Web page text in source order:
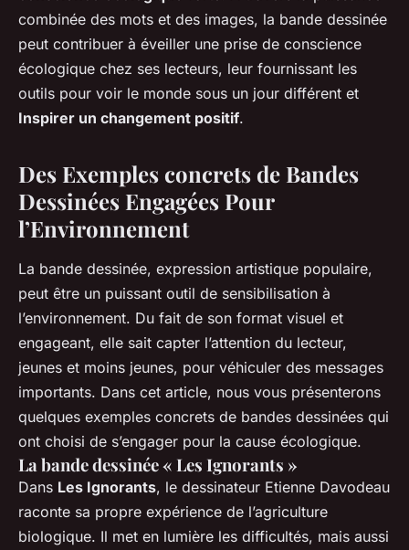
combinée des mots et des images, la bande dessinée
peut contribuer à éveiller une prise de conscience
écologique chez ses lecteurs, leur fournissant les
outils pour voir le monde sous un jour différent et
Inspirer un changement positif.
Des Exemples concrets de Bandes
Dessinées Engagées Pour
l’Environnement
La bande dessinée, expression artistique populaire,
peut être un puissant outil de sensibilisation à
l’environnement. Du fait de son format visuel et
engageant, elle sait capter l’attention du lecteur,
jeunes et moins jeunes, pour véhiculer des messages
importants. Dans cet article, nous vous présenterons
quelques exemples concrets de bandes dessinées qui
ont choisi de s’engager pour la cause écologique.
La bande dessinée « Les Ignorants »
Dans Les Ignorants, le dessinateur Etienne Davodeau
raconte sa propre expérience de l’agriculture
biologique. Il met en lumière les difficultés, mais aussi